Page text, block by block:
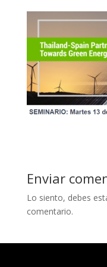
Enviar
Lo siento, debes
comentario.